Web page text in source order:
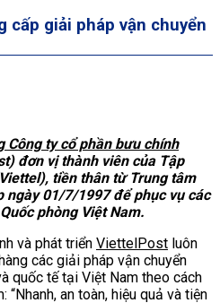
cấp giải pháp vận chuyển
Công ty cổ phần bưu chính
đơn vị thành viên của Tập
tiền thân từ Trung tâm
ngày 01/7/1997 để phục vụ các
phòng Việt Nam.
và phát triển ViettelPost luôn
các giải pháp vận chuyển
quốc tế tại Việt Nam theo cách
an toàn, hiệu quả và tiện